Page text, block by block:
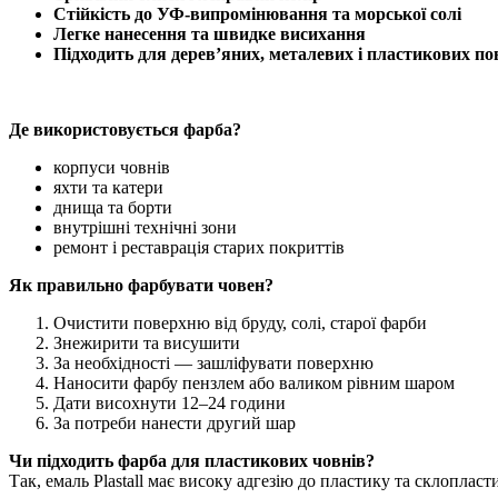
Стійкість до УФ-випромінювання та морської солі
Легке нанесення та швидке висихання
Підходить для дерев’яних, металевих і пластикових
Де використовується фарба?
корпуси човнів
яхти та катери
днища та борти
внутрішні технічні зони
ремонт і реставрація старих покриттів
Як правильно фарбувати човен?
Очистити поверхню від бруду, солі, старої фарби
Знежирити та висушити
За необхідності — зашліфувати поверхню
Наносити фарбу пензлем або валиком рівним шаром
Дати висохнути 12–24 години
За потреби нанести другий шар
Чи підходить фарба для пластикових човнів?
Так, емаль Plastall має високу адгезію до пластику та